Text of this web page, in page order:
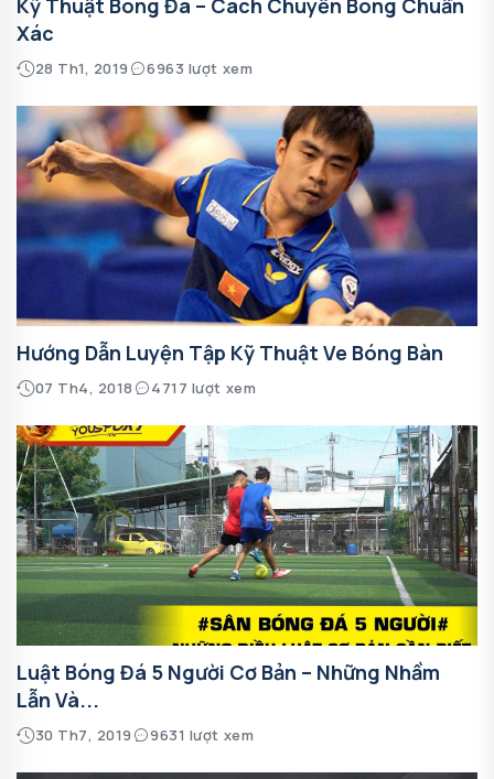
Xác
28 Th1, 2019 6963 lượt xem
Hướng Dẫn Luyện Tập Kỹ Thuật Ve Bóng Bàn
07 Th4, 2018 4717 lượt xem
Luật Bóng Đá 5 Người Cơ Bản – Những Nhầm
Lẫn Và...
30 Th7, 2019 9631 lượt xem